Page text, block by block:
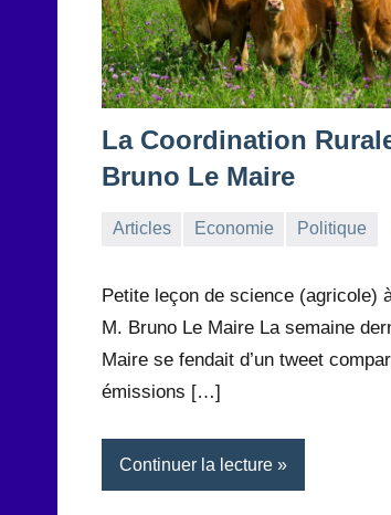
La Coordination
Bruno Le Maire
Articles Economie Politique
Petite leçon de science (agricole)
M. Bruno Le Maire La semaine
Maire se fendait d’un tweet
émissions […]
Continuer la lecture